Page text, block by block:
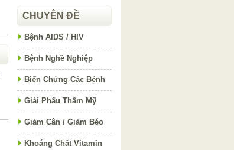
CHUYÊN ĐỀ
Bệnh AIDS / HIV
Bệnh Nghề Nghiệp
Biến Chứng Các Bệnh
Giải Phẩu Thẩm Mỹ
Giảm Cân / Giảm Béo
Khoáng Chất Vitamin